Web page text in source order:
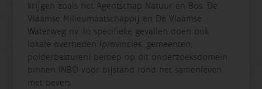
krijgen zoals het Agentschap Natuur en Bos, De
Vlaamse Milieumaatschappij en De Vlaamse
Waterweg nv. In specifieke gevallen doen ook
lokale overheden (provincies, gemeenten,
polderbesturen) beroep op dit onderzoeksdomein
binnen INBO voor bijstand rond het samenleven
met bevers.